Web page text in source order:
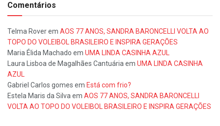
Comentários
Telma Roverem AOS 77 ANOS, SANDRA BARONCELLI VOLTA AO
TOPO DO VOLEIBOL BRASILEIRO E INSPIRA GERAÇÕES
Maria Élida Machado em UMA LINDA CASINHA AZUL
Laura Lisboa de Magalhães Cantuária em UMA LINDA CASINHA
AZUL
Gabriel Carlos gomes em Está com frio?
Estela Maris da Silva em AOS 77 ANOS, SANDRA BARONCELLI
VOLTA AO TOPO DO VOLEIBOL BRASILEIRO E INSPIRA GERAÇÕES